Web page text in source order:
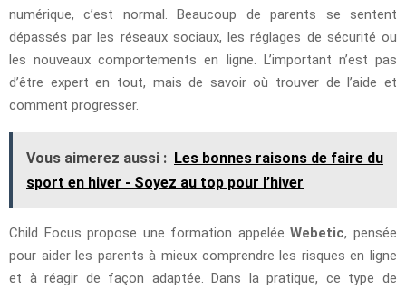
numérique, c’est normal. Beaucoup de parents se sentent
dépassés par les réseaux sociaux, les réglages de sécurité ou
les nouveaux comportements en ligne. L’important n’est pas
d’être expert en tout, mais de savoir où trouver de l’aide et
comment progresser.
Vous aimerez aussi : Les bonnes raisons de faire du
sport en hiver - Soyez au top pour l’hiver
Child Focus propose une formation appeléeWebetic, pensée
pour aider les parents à mieux comprendre les risques en ligne
et à réagir de façon adaptée. Dans la pratique, ce type de